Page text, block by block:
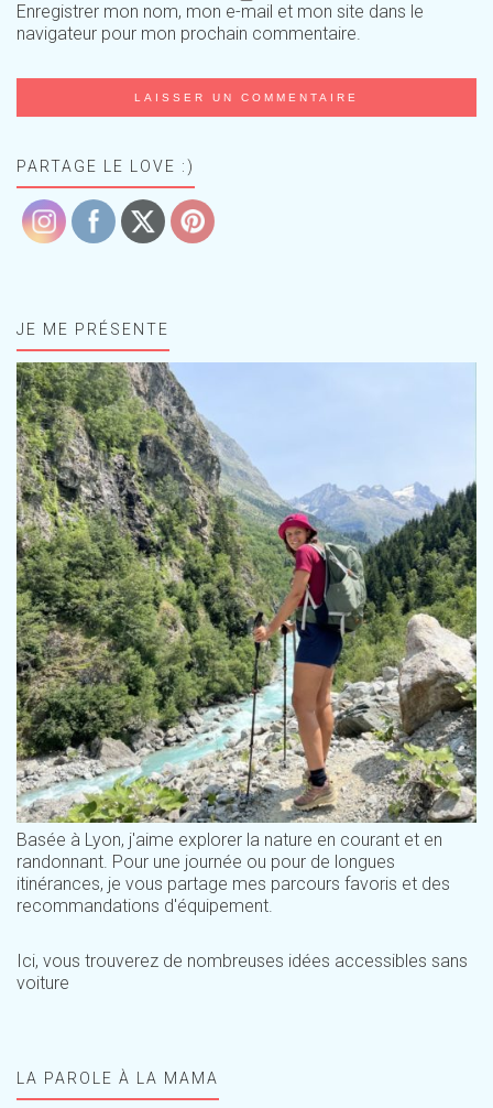
Enregistrer mon nom, mon e-mail et mon site dans le
navigateur pour mon prochain commentaire.
PARTAGE LE LOVE :)
JE ME PRÉSENTE
Basée à Lyon, j'aime explorer la nature en courant et en
randonnant. Pour une journée ou pour de longues
itinérances, je vous partage mes parcours favoris et des
recommandations d'équipement.
Ici, vous trouverez de nombreuses idées accessibles sans
voiture
LA PAROLE À LA MAMA